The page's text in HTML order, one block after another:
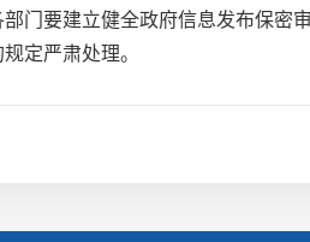
要建立健全政府信息发布保密
定严肃处理。